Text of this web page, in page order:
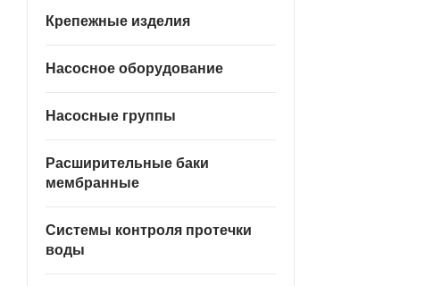
Крепежные изделия
Насосное оборудование
Насосные группы
Расширительные баки
мембранные
Системы контроля протечки
воды